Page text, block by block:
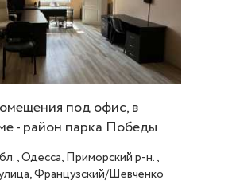
под офис, в
- район парка Победы
Одесса, Приморский р-н.,
Французский/Шевченко